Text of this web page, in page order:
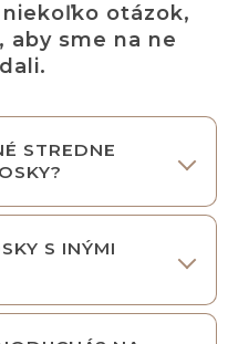
otázok,
aby sme na ne
STREDNE
S INÝMI